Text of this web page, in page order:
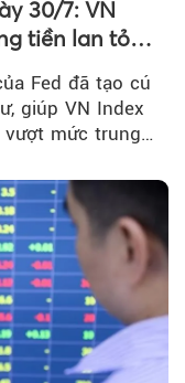
30/7: VN
tiền lan tỏa
Fed đã tạo cú
giúp VN Index
vượt mức trung